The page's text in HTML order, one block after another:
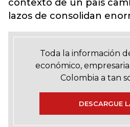
contexto de un país
lazos de consolidan
Toda la información
económico,
Colombia a tan
DESCARGUE